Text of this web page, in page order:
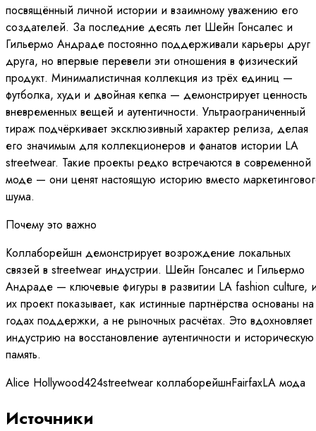
посвящённый личной истории и взаимному уважению его
создателей. За последние десять лет Шейн Гонсалес и
Гильермо Андраде постоянно поддерживали карьеры друг
друга, но впервые перевели эти отношения в физический
продукт. Минималистичная коллекция из трёх единиц —
футболка, худи и двойная кепка — демонстрирует ценность
вневременных вещей и аутентичности. Ультраограниченный
тираж подчёркивает эксклюзивный характер релиза, делая
его значимым для коллекционеров и фанатов истории LA
streetwear. Такие проекты редко встречаются в современной
моде — они ценят настоящую историю вместо
шума.
Почему это важно
Коллаборейшн демонстрирует возрождение локальных
связей в streetwear индустрии. Шейн Гонсалес и Гильермо
Андраде — ключевые фигуры в развитии LA fashion culture,
их проект показывает, как истинные партнёрства основаны на
годах поддержки, а не рыночных расчётах. Это вдохновляет
индустрию на восстановление аутентичности и историческую
память.
Alice Hollywood424streetwear коллаборейшнFairfaxLA мода
Источники